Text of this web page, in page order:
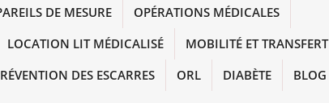
DE MESURE
OPÉRATIONS MÉDICALES
LOCATION LIT MÉDICALISÉ
MOBILITÉ ET TRANSFERT
DES ESCARRES ORL DIABÈTE BLOG